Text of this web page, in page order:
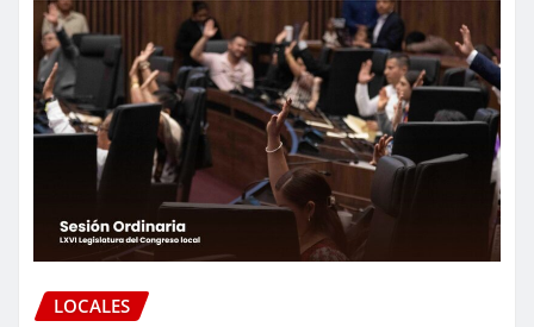
LOCALES